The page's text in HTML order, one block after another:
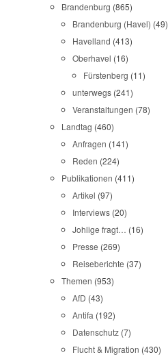
Brandenburg (865)
Brandenburg (Havel) (49)
Havelland (413)
Oberhavel (16)
Fürstenberg (11)
unterwegs (241)
Veranstaltungen (78)
Landtag (460)
Anfragen (141)
Reden (224)
Publikationen (411)
Artikel (97)
Interviews (20)
Johlige fragt… (16)
Presse (269)
Reiseberichte (37)
Themen (953)
AfD (43)
Antifa (192)
Datenschutz (7)
Flucht & Migration (430)